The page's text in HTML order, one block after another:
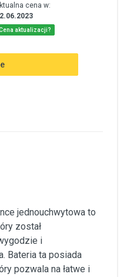
cena w:
aktualizacji?
jednouchwytowa to
został
i
Bateria ta posiada
pozwala na łatwe i